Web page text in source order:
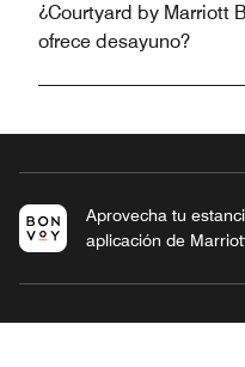
¿Courtyard by Marriott
ofrece desayuno?
Aprovecha tu
aplicación de